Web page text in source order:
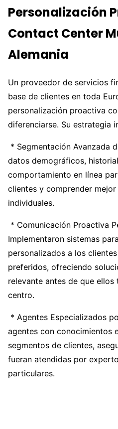
Personalización
Contact Center
Alemania
Un proveedor de servicios
base de clientes en toda
personalización proactiva
diferenciarse. Su estrategia
* Segmentación Avanzada
datos demográficos,
comportamiento en línea
clientes y comprender mejor
individuales.
* Comunicación Proactiva
Implementaron sistemas
personalizados a los
preferidos, ofreciendo
relevante antes de que
centro.
* Agentes Especializados
agentes con conocimientos
segmentos de clientes,
fueran atendidas por
particulares.